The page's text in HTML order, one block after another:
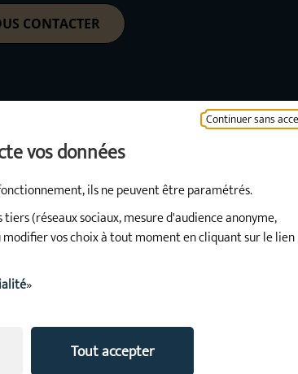
Continuer sans
vos données
ils ne peuvent être paramétrés.
(réseaux sociaux, mesure d'audience anonyme,
vos choix à tout moment en cliquant sur le lien
»
Tout accepter
CONTACTER
logo_tad